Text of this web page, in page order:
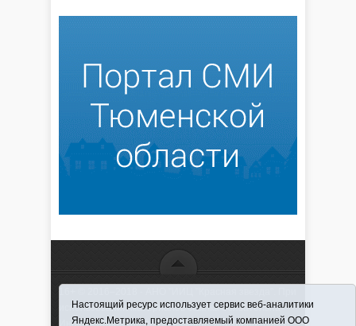
использовании материалов ссылка обязательна
Информационная лента выходит при финансовой
Настоящий ресурс использует сервис веб-аналитики
Яндекс.Метрика, предоставляемый компанией ООО